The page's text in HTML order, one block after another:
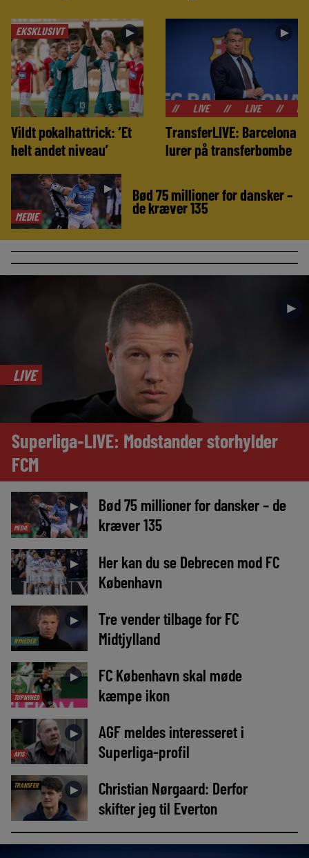
EKSKLUSIVT ►
Vildt pokalhattrick: ‘Et
helt andet niveau’
►
// LIVE LIVE
TransferLIVE: Barcelona
lurer på transferbombe
MEDIE
► Bød 75 millioner for dansker –
de kræver 135
►
LIVE
Superliga-LIVE: Modstander storhylder
FCM
MEDIE
►
Bød 75 millioner for dansker – de
kræver 135
►
Her kan du se Debrecen mod FC
København
NYHEDER
►
Tre vender tilbage for FC
Midtjylland
TOPNYHED
►
FC København skal møde
kæmpe ikon
AVIS
►
AGF meldes interesseret i
Superliga-profil
TRANSFER ►
Christian Nørgaard: Derfor
skifter jeg til Everton